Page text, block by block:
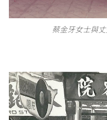
蔡金牙女士與